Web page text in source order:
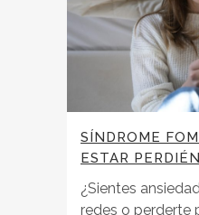
SÍNDROME
ESTAR
¿Sientes
redes o perderte